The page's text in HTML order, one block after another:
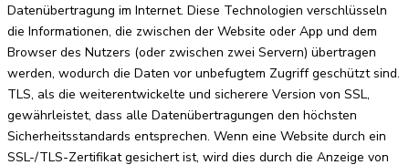
Datenübertragung im Internet. Diese Technologien verschlüsseln
die Informationen, die zwischen der Website oder App und dem
Browser des Nutzers (oder zwischen zwei Servern) übertragen
werden, wodurch die Daten vor unbefugtem Zugriff geschützt sind.
TLS, als die weiterentwickelte und sicherere Version von SSL,
gewährleistet, dass alle Datenübertragungen den höchsten
Sicherheitsstandards entsprechen. Wenn eine Website durch ein
SSL-/TLS-Zertifikat gesichert ist, wird dies durch die Anzeige von